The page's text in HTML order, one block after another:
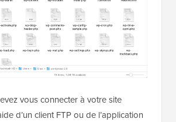
vous connecter à votre site
d’un client FTP ou de l’application